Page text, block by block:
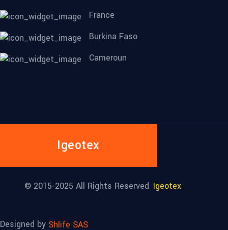
France
Burkina Faso
Cameroun
Igeotex
© 2015-2025 All Rights Reserved Igeotex
Designed by Shlife SAS